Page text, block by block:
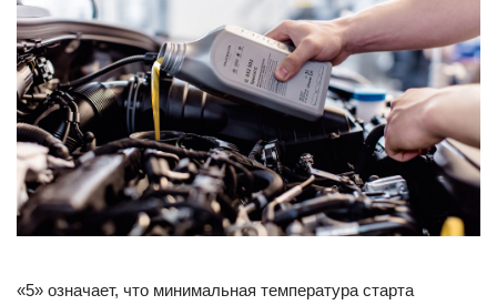
«5» означает, что минимальная температура старта